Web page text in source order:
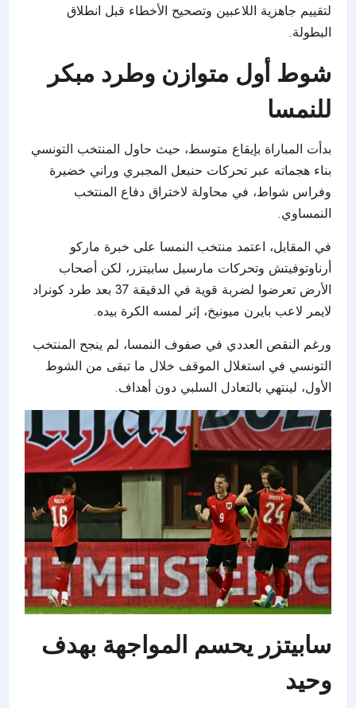
لتقييم جاهزية اللاعبين وتصحيح الأخطاء قبل انطلاق
البطولة.
شوط أول متوازن وطرد مبكر
للنمسا
بدأت المباراة بإيقاع متوسط، حيث حاول المنتخب التونسي
بناء هجماته عبر تحركات حنبعل المجبري وراني خضيرة
وفراس شواط، في محاولة لاختراق دفاع المنتخب
النمساوي.
في المقابل، اعتمد منتخب النمسا على خبرة ماركو
أرناوتوفيتش وتحركات مارسيل سابيتزر، لكن أصحاب
الأرض تعرضوا لضربة قوية في الدقيقة 37 بعد طرد كونراد
لايمر لاعب بايرن ميونيخ، إثر لمسه الكرة بيده.
ورغم النقص العددي في صفوف النمسا، لم ينجح المنتخب
التونسي في استغلال الموقف خلال ما تبقى من الشوط
الأول، لينتهي بالتعادل السلبي دون أهداف.
سابيتزر يحسم المواجهة بهدف
وحيد